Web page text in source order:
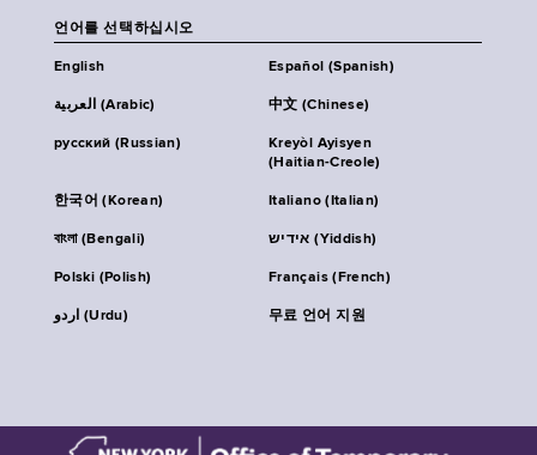
언어를 선택하십시오
English Español (Spanish)
العربية (Arabic) 中文 (Chinese)
русский (Russian)
Kreyòl Ayisyen
(Haitian-Creole)
한국어 (Korean) Italiano (Italian)
বাংলা (Bengali) אידיש (Yiddish)
Polski (Polish) Français (French)
اردو (Urdu) 무료 언어 지원